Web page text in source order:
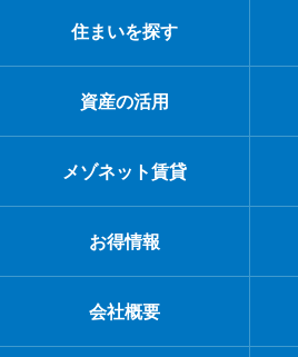
住まいを探す
資産の活用
メゾネット賃貸
お得情報
会社概要